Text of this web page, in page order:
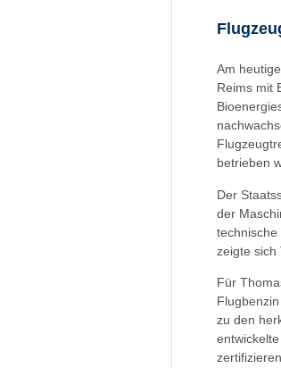
Am
Reims mit
betrieben
Der
der
technische
zeigte sich
Für
zu den